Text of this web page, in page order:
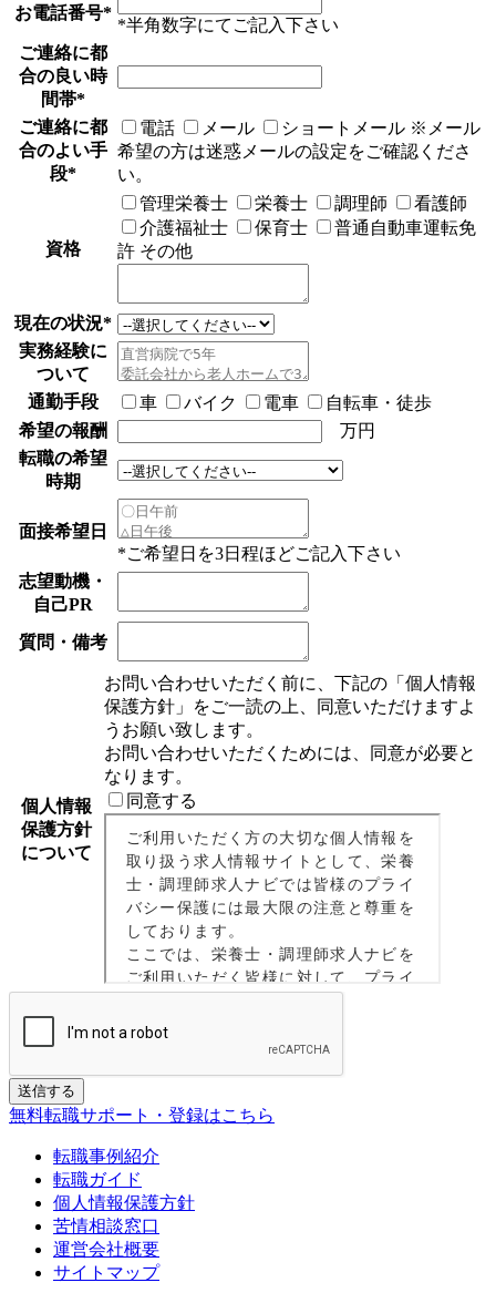
お電話番号*
*半角数字にてご記入下さい
ご連絡に都
合の良い時
間帯*
ご連絡に都
合のよい手
段*
電話 メール ショートメール ※メール
希望の方は迷惑メールの設定をご確認くださ
い。
資格
管理栄養士 栄養士 調理師
看護師
介護福祉士
保育士
普通自動車運転免
許 その他
現在の状況*
実務経験に
ついて
通勤手段
車 バイク 電車
自転車・徒歩
希望の報酬
万円
転職の希望
時期
面接希望日
*ご希望日を3日程ほどご記入下さい
志望動機・
自己PR
質問・備考
個人情報
保護方針
について
お問い合わせいただく前に、下記の「個人情報
保護方針」をご一読の上、同意いただけますよ
うお願い致します。
お問い合わせいただくためには、同意が必要と
なります。
同意する
If
you
are
human,
ignore
field
送信する
無料転職サポート・登録はこちら
転職事例紹介
転職ガイド
個人情報保護方針
苦情相談窓口
運営会社概要
サイトマップ